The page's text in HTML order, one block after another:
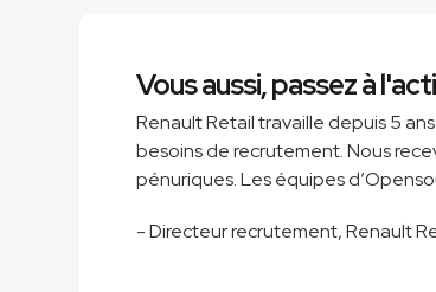
Vous aussi, passez à
Renault Retail travaille depuis 5
besoins de recrutement. Nous
pénuriques. Les équipes
- Directeur recrutement, Renault